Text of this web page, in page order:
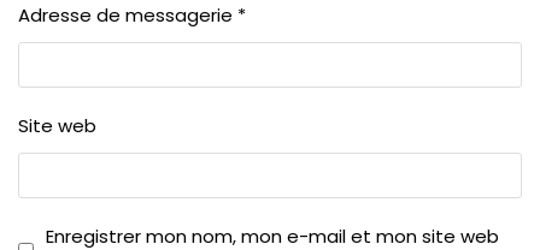
Adresse de messagerie *
Site web
Enregistrer mon nom, mon e-mail et mon site web